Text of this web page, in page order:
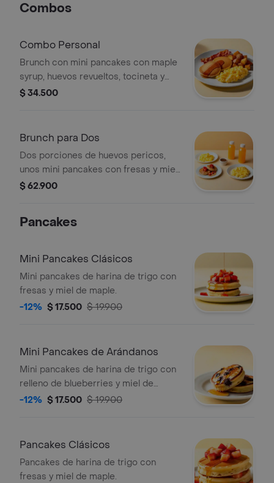
Combos
Combo Personal
Brunch con mini pancakes con maple
syrup, huevos revueltos, tocineta y
papas rostizadas.
$ 34.500
Brunch para Dos
Dos porciones de huevos pericos,
unos mini pancakes con fresas y miel
de maple y dos jugos de naranja.
$ 62.900
Pancakes
Mini Pancakes Clásicos
Mini pancakes de harina de trigo con
fresas y miel de maple.
-12% $ 17.500 $ 19.900
Mini Pancakes de Arándanos
Mini pancakes de harina de trigo con
relleno de blueberries y miel de
maple.
-12% $ 17.500 $ 19.900
Pancakes Clásicos
Pancakes de harina de trigo con
fresas y miel de maple.